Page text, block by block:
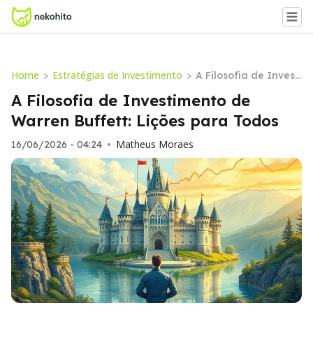
Home > Estratégias de Investimento > A Filosofia de Investi
mento de Warren Bu
ffett: Lições para To
dos
A Filosofia de Investimento de
Warren Buffett: Lições para Todos
16/06/2026 - 04:24 • Matheus Moraes